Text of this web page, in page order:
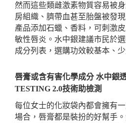
然而這些類雌激素物質容易被
房組織、臍帶血甚至胎盤被發
產品添加石蠟、香料，可刺激
敏性唇炎。水中銀建議市民於
成分列表，選購功效較基本、
唇膏或含有害化學成分 水中銀
TESTING 2.0技術助檢測
每位女士的化妝袋內都會擁有
場合，唇膏都是裝扮的好幫手